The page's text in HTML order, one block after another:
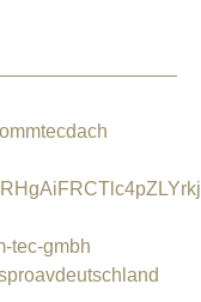
tec-gmbh